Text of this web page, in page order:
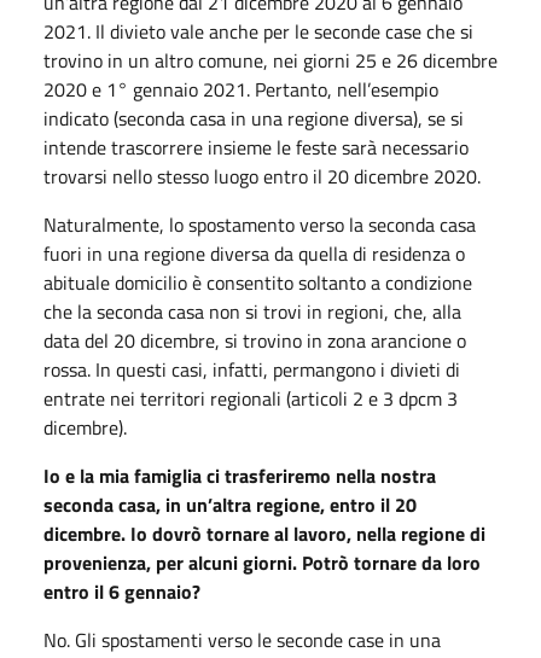
2021. Il divieto vale anche per le seconde case che si
trovino in un altro comune, nei giorni 25 e 26 dicembre
2020 e 1° gennaio 2021. Pertanto, nell’esempio
indicato (seconda casa in una regione diversa), se si
intende trascorrere insieme le feste sarà necessario
trovarsi nello stesso luogo entro il 20 dicembre 2020.
Naturalmente, lo spostamento verso la seconda casa
fuori in una regione diversa da quella di residenza o
abituale domicilio è consentito soltanto a condizione
che la seconda casa non si trovi in regioni, che, alla
data del 20 dicembre, si trovino in zona arancione o
rossa. In questi casi, infatti, permangono i divieti di
entrate nei territori regionali (articoli 2 e 3 dpcm 3
dicembre).
Io e la mia famiglia ci trasferiremo nella nostra
seconda casa, in un’altra regione, entro il 20
dicembre. Io dovrò tornare al lavoro, nella regione di
provenienza, per alcuni giorni. Potrò tornare da loro
entro il 6 gennaio?
No. Gli spostamenti verso le seconde case in una